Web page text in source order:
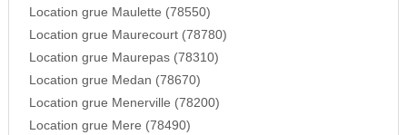
Location grue Maulette (78550)
Location grue Maurecourt (78780)
Location grue Maurepas (78310)
Location grue Medan (78670)
Location grue Menerville (78200)
Location grue Mere (78490)